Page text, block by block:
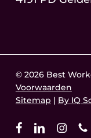
© 2026 Best
Voorwaarden
Sitemap | By IQ
facebooklinkedin